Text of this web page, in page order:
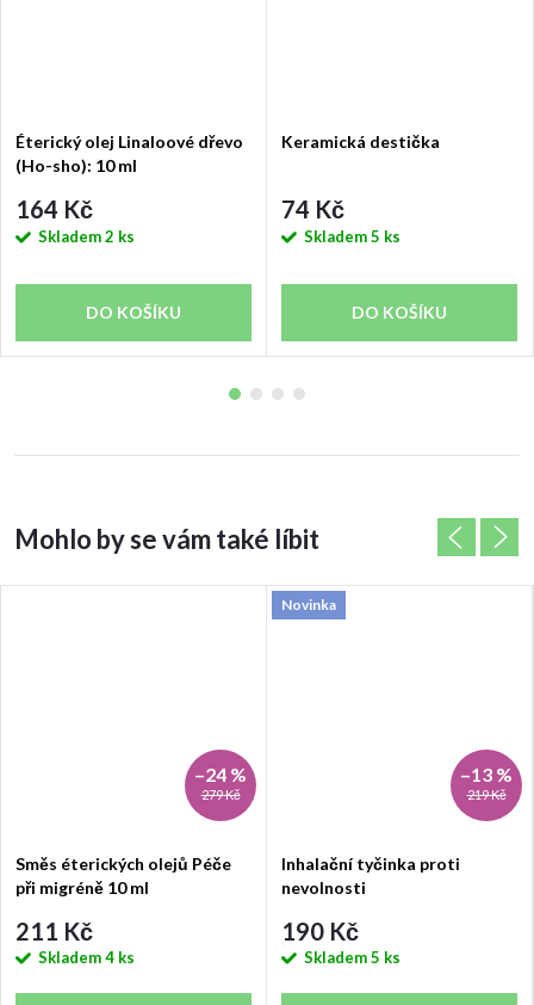
Éterický olej Linaloové dřevo
(Ho-sho): 10 ml
164 Kč
Skladem2 ks
DO KOŠÍKU
Keramická destička
74 Kč
Skladem5 ks
DO KOŠÍKU
279 Kč
–24 %
Směs éterických olejů Péče
při migréně 10 ml
211 Kč
Skladem4 ks
Novinka
219 Kč
–13 %
Inhalační tyčinka proti
nevolnosti
190 Kč
Skladem5 ks